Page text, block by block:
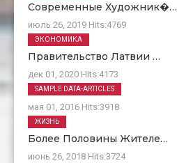
Современные Художник�…
июль 26, 2019 Hits:4769
Правительство Латвии …
дек 01, 2020 Hits:4173
ЭКОНОМИКА
О Нас
мая 01, 2016 Hits:3918
SAMPLE DATA-ARTICLES
Более Половины Жителе…
июнь 26, 2018 Hits:3724
ЖИЗНЬ